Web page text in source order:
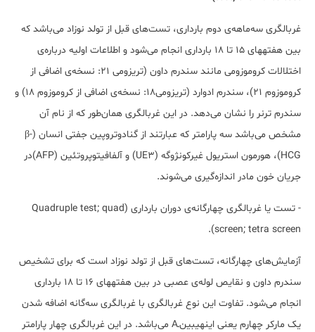
غربالگری سه‌ماهه‌ی دوم بارداری، تست‌های قبل از تولد نوزاد می‌باشد که
بین هفته­های 15 تا 18 بارداری انجام می‌شود و اطلاعات اولیه درباره‌ی
اختلالات کروموزومی‌ مانند سندرم داون (تریزومی 21: نسخه‌ی اضافی از
کروموزوم 21)، سندرم ادوارد (تریزومی18: نسخه‌ی اضافی از کروموزوم 18) و
سندرم ترنر را نشان می‌دهد. در این غربالگری همان‌طور که از نام آن
مشخص می‌باشد سه پارامتر که عبارتند از گنادوتروپین جفتی انسان (β-
HCG)، هورمون استریول غیرکونژوگه (UE3) و آلفافیتوپروتئین (AFP)در
جریان خون مادر اندازه‌گیری می‌شوند.
- تست یا غربالگری چهارگانه‌ی دوران بارداری (Quadruple test; quad
screen; tetra screen).
آزمایش­‌های چهارگانه، تست‌های قبل از تولد نوزاد است که برای تشخیص
سندرم داون و نقایص لوله‌ی عصبی در بین هفته­های 16 تا 18 بارداری
انجام می‌شود. تفاوت این نوع غربالگری با غربالگری سه‌گانه اضافه شدن
یک مارکر چهارم یعنی اینهیبین‌ـ‌‌A می‌باشد. در این غربالگری چهار پارامتر